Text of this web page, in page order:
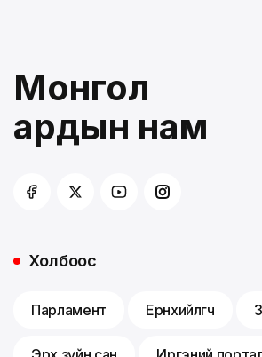
Монгол
ардын нам
Холбоос
Парламент Ерөнхийлөгч